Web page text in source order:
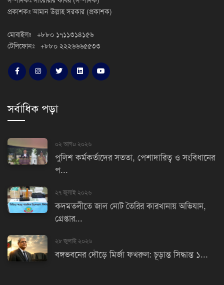
প্রকাশকঃ আমান উল্লাহ সরকার (প্রকাশক)
মোবাইলঃ +৮৮০ ১৭১১৩১৪১৫৬
টেলিফোনঃ +৮৮০ ২২২৬৬৬৫৫৩৩
সর্বাধিক পড়া
০২ আগu ২০২৬
পুলিশ কর্মকর্তাদের সততা, পেশাদারিত্ব ও সংবিধানের
প...
২৭ জুলাই ২০২৬
কদমতলীতে জাল নোট তৈরির কারখানায় অভিযান,
গ্রেপ্তার...
২৮ জুলাই ২০২৬
বঙ্গভবনের দৌড়ে মির্জা ফখরুল: চূড়ান্ত সিদ্ধান্ত ১...